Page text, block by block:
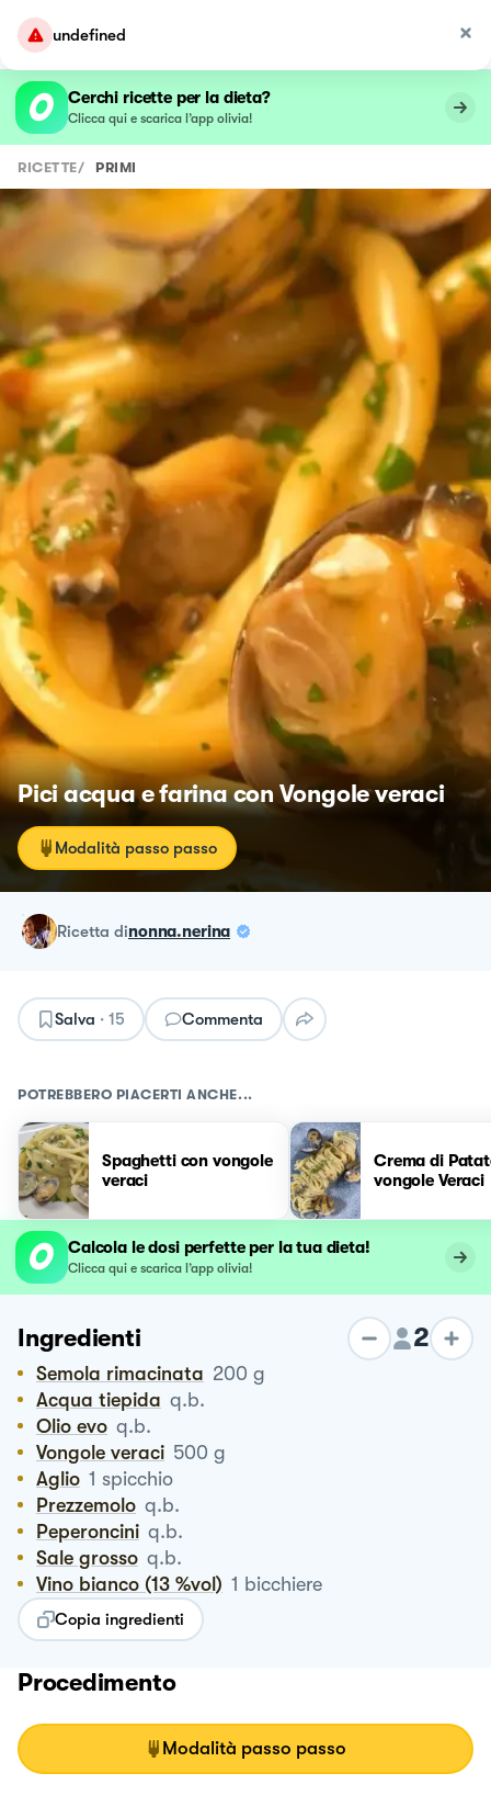
undefined
Cerchi ricette per la dieta?
Clicca qui e scarica l’app olivia!
RICETTE/ PRIMI
Pici acqua e farina con Vongole veraci
Modalità passo passo
ricetta dinonna.nerina
Salva · 15 Commenta
POTREBBERO PIACERTI ANCHE...
Spaghetti con vongole
veraci
Crema di
vongole Veraci
Calcola le dosi perfette per la tua dieta!
Clicca qui e scarica l’app olivia!
Ingredienti 2
Semola rimacinata 200 g
Acqua tiepida q.b.
Olio evo q.b.
Vongole veraci 500 g
Aglio 1 spicchio
Prezzemolo q.b.
Peperoncini q.b.
Sale grosso q.b.
Vino bianco (13 %vol) 1 bicchiere
Copia ingredienti
Procedimento
Modalità passo passo